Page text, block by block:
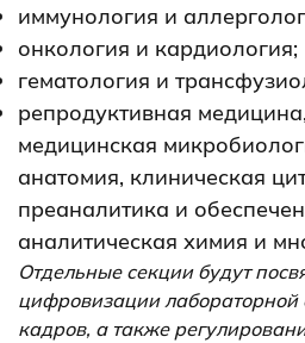
иммунология и
онкология и кардиология;
гематология и
репродуктивная
медицинская
анатомия, клиническая
преаналитика и
аналитическая химия и
Отдельные секции будут
цифровизации лабораторной
кадров, а также